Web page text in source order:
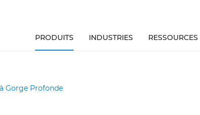
PRODUITS INDUSTRIES RESSOURCES
Gorge Profonde